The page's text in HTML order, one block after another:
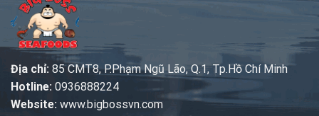
Địa chỉ: 85 CMT8, P.Phạm Ngũ Lão, Q.1, Tp.Hồ Chí Minh
Hotline: 0936888224
Website: www.bigbossvn.com